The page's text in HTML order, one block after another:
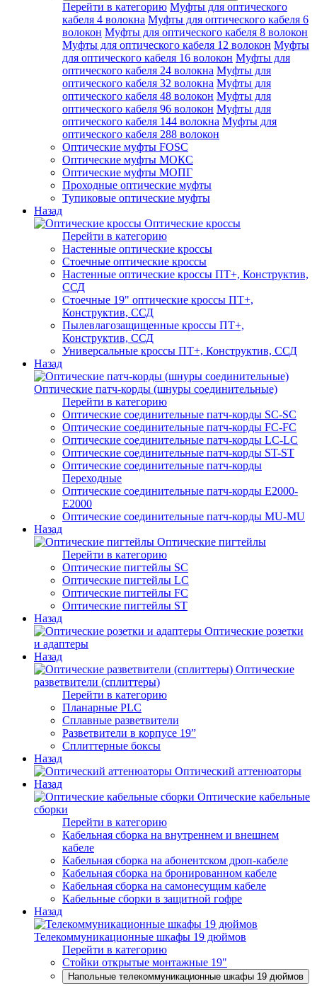
Перейти в категорию Муфты для оптического
кабеля 4 волокна Муфты для оптического кабеля 6
волокон Муфты для оптического кабеля 8 волокон
Муфты для оптического кабеля 12 волокон Муфты
для оптического кабеля 16 волокон Муфты для
оптического кабеля 24 волокна Муфты для
оптического кабеля 32 волокна Муфты для
оптического кабеля 48 волокон Муфты для
оптического кабеля 96 волокон Муфты для
оптического кабеля 144 волокна Муфты для
оптического кабеля 288 волокон
Оптические муфты FOSC
Оптические муфты МОКС
Оптические муфты МОПГ
Проходные оптические муфты
Тупиковые оптические муфты
Назад
Оптические кроссы
Перейти в категорию
Настенные оптические кроссы
Стоечные оптические кроссы
Настенные оптические кроссы ПТ+, Конструктив,
ССД
Стоечные 19" оптические кроссы ПТ+,
Конструктив, ССД
Пылевлагозащищенные кроссы ПТ+,
Конструктив, ССД
Универсальные кроссы ПТ+, Конструктив, ССД
Назад
Оптические патч-корды (шнуры соединительные)
Перейти в категорию
Оптические соединительные патч-корды SC-SC
Оптические соединительные патч-корды FC-FC
Оптические соединительные патч-корды LC-LC
Оптические соединительные патч-корды ST-ST
Оптические соединительные патч-корды
Переходные
Оптические соединительные патч-корды E2000-
E2000
Оптические соединительные патч-корды MU-MU
Назад
Оптические пигтейлы
Перейти в категорию
Оптические пигтейлы SC
Оптические пигтейлы LC
Оптические пигтейлы FC
Оптические пигтейлы ST
Назад
Оптические розетки
и адаптеры
Назад
Оптические
разветвители (сплиттеры)
Перейти в категорию
Планарные PLC
Сплавные разветвители
Разветвители в корпусе 19”
Сплиттерные боксы
Назад
Оптический аттенюаторы
Назад
Оптические кабельные
сборки
Перейти в категорию
Кабельная сборка на внутреннем и внешнем
кабеле
Кабельная сборка на абонентском дроп-кабеле
Кабельная сборка на бронированном кабеле
Кабельная сборка на самонесущим кабеле
Кабельные сборки в защитной гофре
Назад
Телекоммуникационные шкафы 19 дюймов
Перейти в категорию
Стойки открытые монтажные 19"
Напольные телекоммуникационные шкафы 19 дюймов